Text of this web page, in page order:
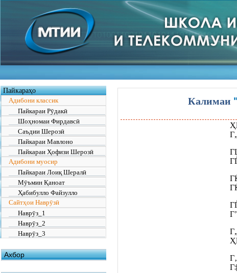
Пайкараҳо
Адибони классик
Пайкараи Рӯдакӣ
Шоҳномаи Фирдавсӣ
Саъдии Шерозӣ
Пайкараи Мавлоно
Пайкараи Ҳофизи Шерозӣ
Адибони муосир
Пайкараи Лоиқ Шералӣ
Мӯъмин Қаноат
Ҳабибулло Файзулло
Сайтҳои Наврӯзӣ
Наврӯз_1
Наврӯз_2
Наврӯз_3
Ахбор
Калимаи